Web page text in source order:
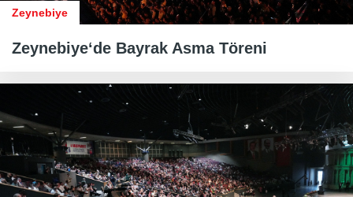
Zeynebiye
Zeynebiye‘de Bayrak Asma Töreni